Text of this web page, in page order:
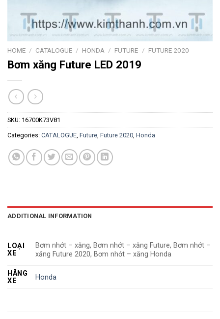
HOME / CATALOGUE / HONDA / FUTURE / FUTURE 2020
Bơm xăng Future LED 2019
SKU: 16700K73V81
Categories: CATALOGUE, Future, Future 2020, Honda
ADDITIONAL INFORMATION
LOẠI
XE
Bơm nhớt – xăng, Bơm nhớt – xăng Future, Bơm nhớt –
xăng Future 2020, Bơm nhớt – xăng Honda
HÃNG
XE
Honda